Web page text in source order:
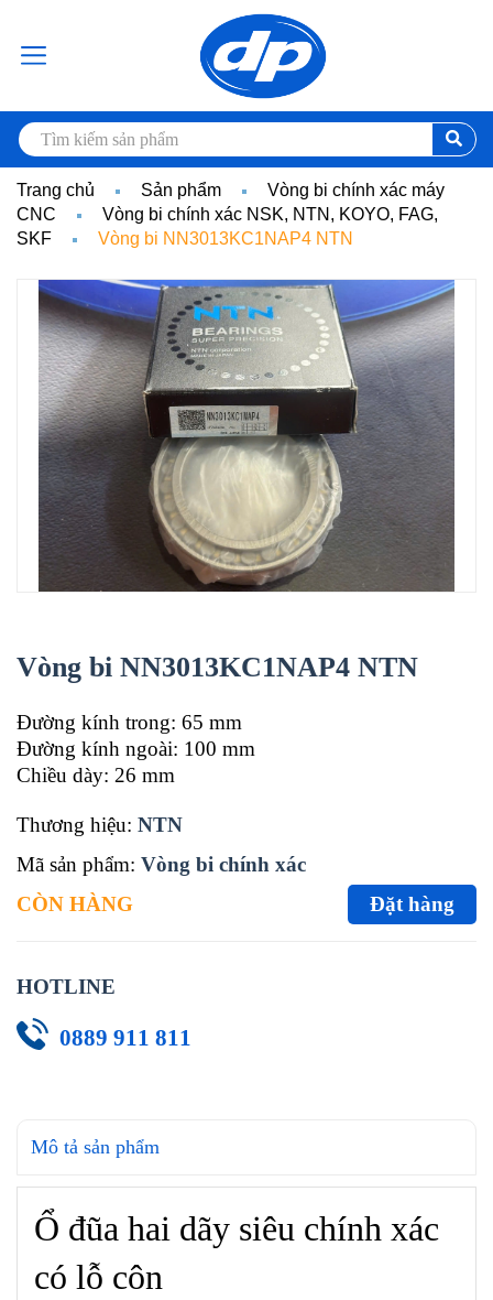
Trang chủ Sản phẩm
Vòng bi chính xác máy
CNC
Vòng bi chính xác NSK, NTN, KOYO, FAG,
SKF
Vòng bi NN3013KC1NAP4 NTN
Vòng bi NN3013KC1NAP4 NTN
Đường kính trong: 65 mm
Đường kính ngoài: 100 mm
Chiều dày: 26 mm
Thương hiệu: NTN
Mã sản phẩm: Vòng bi chính xác
CÒN HÀNG
Đặt hàng
HOTLINE
0889 911 811
Mô tả sản phẩm
Ổ đũa hai dãy siêu chính xác
có lỗ côn